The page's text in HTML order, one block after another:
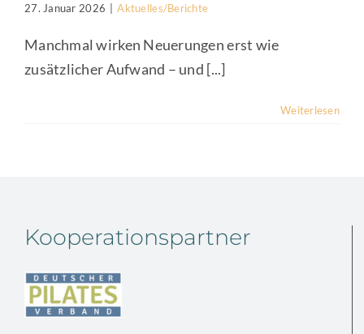
27. Januar 2026 | Aktuelles/Berichte
Manchmal wirken Neuerungen erst wie
zusätzlicher Aufwand – und [...]
Weiterlesen
Kooperationspartner